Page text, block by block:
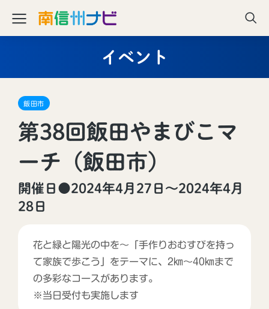
イベント
飯田市
第38回飯田やまびこマ
ーチ（飯田市）
開催日●2024年4月27日〜2024年4月
28日
花と緑と陽光の中を～「手作りおむすびを持っ
て家族で歩こう」をテーマに、2㎞～40㎞まで
の多彩なコースがあります。
※当日受付も実施します